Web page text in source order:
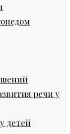
речи у
детей